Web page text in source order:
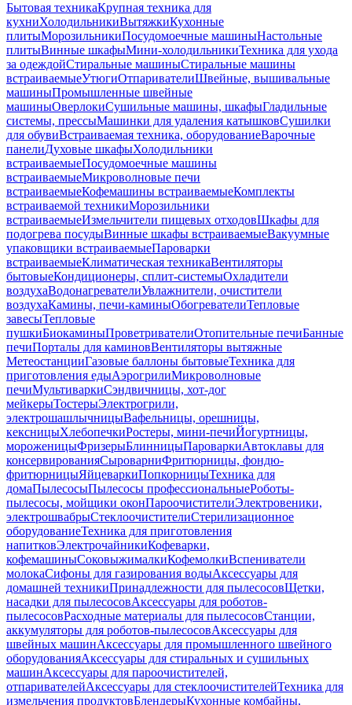
Бытовая техникаКрупная техника для
кухниХолодильникиВытяжкиКухонные
плитыМорозильникиПосудомоечные машиныНастольные
плитыВинные шкафыМини-холодильникиТехника для ухода
за одеждойСтиральные машиныСтиральные машины
встраиваемыеУтюгиОтпаривателиШвейные, вышивальные
машиныПромышленные швейные
машиныОверлокиСушильные машины, шкафыГладильные
системы, прессыМашинки для удаления катышковСушилки
для обувиВстраиваемая техника, оборудованиеВарочные
панелиДуховые шкафыХолодильники
встраиваемыеПосудомоечные машины
встраиваемыеМикроволновые печи
встраиваемыеКофемашины встраиваемыеКомплекты
встраиваемой техникиМорозильники
встраиваемыеИзмельчители пищевых отходовШкафы для
подогрева посудыВинные шкафы встраиваемыеВакуумные
упаковщики встраиваемыеПароварки
встраиваемыеКлиматическая техникаВентиляторы
бытовыеКондиционеры, сплит-системыОхладители
воздухаВодонагревателиУвлажнители, очистители
воздухаКамины, печи-каминыОбогревателиТепловые
завесыТепловые
пушкиБиокаминыПроветривателиОтопительные печиБанные
печиПорталы для каминовВентиляторы вытяжные
МетеостанцииГазовые баллоны бытовыеТехника для
приготовления едыАэрогрилиМикроволновые
печиМультиваркиСэндвичницы, хот-дог
мейкерыТостерыЭлектрогрили,
электрошашлычницыВафельницы, орешницы,
кексницыХлебопечкиРостеры, мини-печиЙогуртницы,
мороженицыФризерыБлинницыПароваркиАвтоклавы для
консервированияСыроварниФритюрницы, фондю-
фритюрницыЯйцеваркиПопкорницыТехника для
домаПылесосыПылесосы профессиональныеРоботы-
пылесосы, мойщики оконПароочистителиЭлектровеники,
электрошвабрыСтеклоочистителиСтерилизационное
оборудованиеТехника для приготовления
напитковЭлектрочайникиКофеварки,
кофемашиныСоковыжималкиКофемолкиВспениватели
молокаСифоны для газирования водыАксессуары для
домашней техникиПринадлежности для пылесосовЩетки,
насадки для пылесосовАксессуары для роботов-
пылесосовРасходные материалы для пылесосовСтанции,
аккумуляторы для роботов-пылесосовАксессуары для
швейных машинАксессуары для промышленного швейного
оборудованияАксессуары для стиральных и сушильных
машинАксессуары для пароочистителей,
отпаривателейАксессуары для стеклоочистителейТехника для
измельчения продуктовБлендерыКухонные комбайны,